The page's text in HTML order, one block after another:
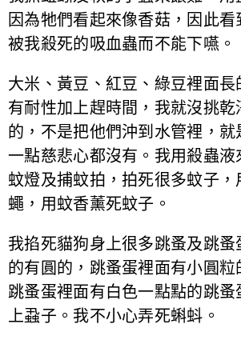
因為牠們看起來像香菇，因此看
被我殺死的吸血蟲而不能下嚥。
大米、黃豆、紅豆、綠豆裡面長
有耐性加上趕時間，我就沒挑乾
的，不是把他們沖到水管裡，就
一點慈悲心都沒有。我用殺蟲液
蚊燈及捕蚊拍，拍死很多蚊子，
蠅，用蚊香薰死蚊子。
我掐死貓狗身上很多跳蚤及跳蚤
的有圓的，跳蚤蛋裡面有小圓粒
跳蚤蛋裡面有白色一點點的跳
上蝨子。我不小心弄死蝌蚪。